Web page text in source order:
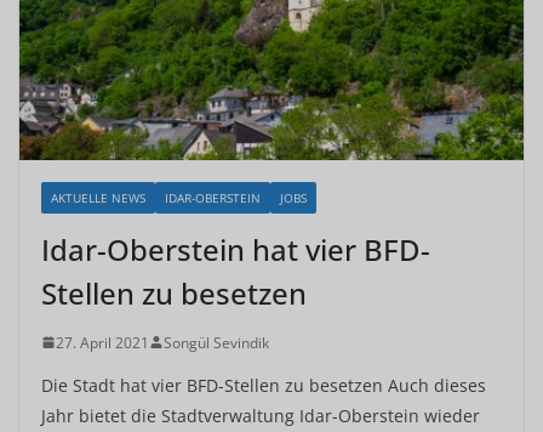
AKTUELLE NEWS IDAR-OBERSTEIN JOBS
Idar-Oberstein hat vier BFD-
Stellen zu besetzen
27. April 2021 Songül Sevindik
Die Stadt hat vier BFD-Stellen zu besetzen Auch dieses
Jahr bietet die Stadtverwaltung Idar-Oberstein wieder